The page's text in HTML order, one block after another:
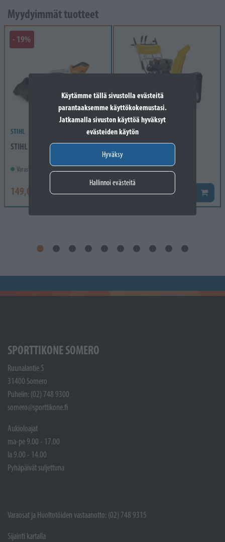
Käytämme tällä sivustolla evästeitä
parantaaksemme käyttökokemustasi.
Jatkamalla sivuston käyttöä hyväksyt
evästeiden käytön
Hyväksy
Hallinnoi evästeitä
Myydyimmät tuotteet
- 19%
STIHL
STIHL GTA 26 SET
Varastossa
149,00 € 184,00 € Lisää koriin
STIGA
STIGA ST 4262 P WS 210
Varastossa
1 090,00 € Lisää
SPORTTIKONE SOMERO
Ruunalantie 5
31400 Somero
Puhelin: (02) 748 9300
somero@sporttikone.fi
Aukioloajat
ma-pe 9.00 - 17.00
la 9.00 - 14.00
Pyhäpäivät suljettuna
Varaosat ja Huoltotöiden vastaanotto: (02) 748 9315
Sijainti kartalla